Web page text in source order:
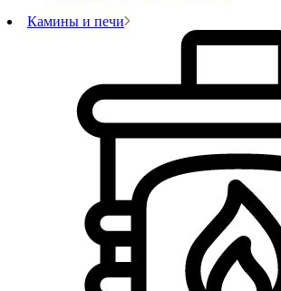
Камины и печи